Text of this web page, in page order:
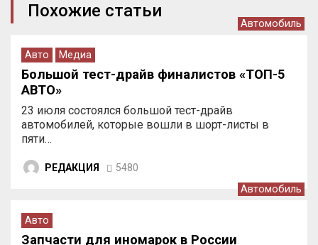
Похожие статьи
Автомобиль
Авто Медиа
Большой тест-драйв финалистов «ТОП-5
АВТО»
23 июля состоялся большой тест-драйв
автомобилей, которые вошли в шорт-листы в
пяти…
РЕДАКЦИЯ 5480
Автомобиль
Авто
Запчасти для иномарок в России